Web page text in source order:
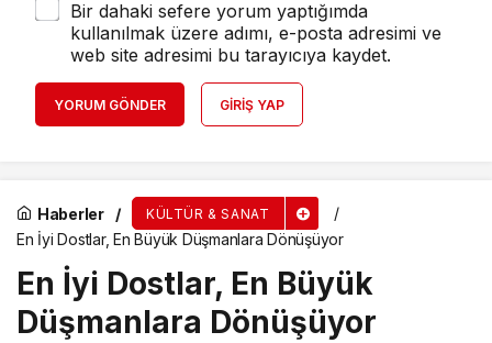
Bir dahaki sefere yorum yaptığımda
kullanılmak üzere adımı, e-posta adresimi ve
web site adresimi bu tarayıcıya kaydet.
YORUM GÖNDER GIRIŞ YAP
Haberler KÜLTÜR & SANAT
En İyi Dostlar, En Büyük Düşmanlara Dönüşüyor
En İyi Dostlar, En Büyük
Düşmanlara Dönüşüyor